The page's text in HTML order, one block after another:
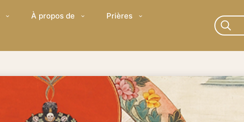
À propos de
Prières